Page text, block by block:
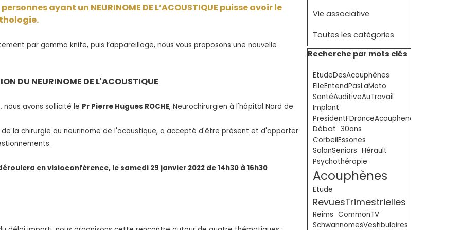
ayant un NEURINOME DE L’ACOUSTIQUE puisse avoir le
par gamma knife, puis l’appareillage, nous vous proposons une nouvelle
DU NEURINOME DE L'ACOUSTIQUE
avons sollicité le Pr Pierre Hugues ROCHE, Neurochirurgien à l'hôpital Nord de
la chirurgie du neurinome de l'acoustique, a accepté d'être présent et d'apporter
en visioconférence, le samedi 29 janvier 2022 de 14h30 à 16h30
Vie associative
Toutes les catégories
Sauter le bloc Recherche par mots
Recherche par mots clés
EtudeDesAcouphènes
ElleEntendPasLaMoto
SantéAuditiveAuTravail
Implant
PresidentFDranceAcouphenes
Débat 30ans
CorbeilEssones
SalonSeniors Hérault
Psychothérapie
Acouphènes
Etude
RevuesTrimestrielles
Reims CommonTV
SchwannomesVestibulaires